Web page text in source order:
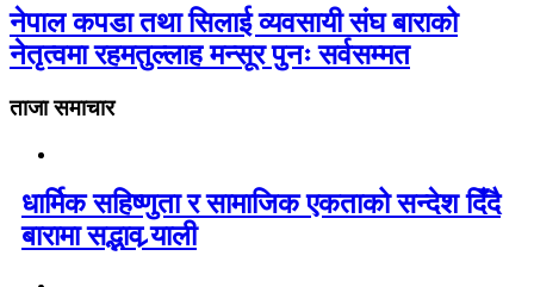
नेपाल कपडा तथा सिलाई व्यवसायी संघ बाराको
नेतृत्वमा रहमतुल्लाह मन्सूर पुनः सर्वसम्मत
ताजा समाचार
धार्मिक सहिष्णुता र सामाजिक एकताको सन्देश दिँदै
बारामा सद्भाव र्‍याली